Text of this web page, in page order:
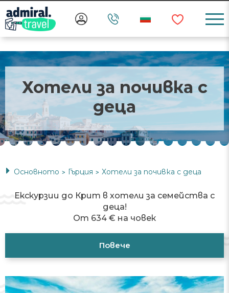
Хотели за почивка с
деца
Основното > Гърция > Хотели за почивка с деца
Екскурзии до Крит в хотели за семейства с
деца!
От 634 € на човек
Повече